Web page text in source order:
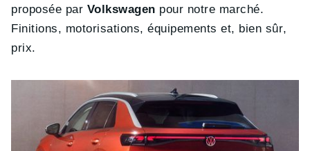
proposée par Volkswagen pour notre marché.
Finitions, motorisations, équipements et, bien sûr,
prix.